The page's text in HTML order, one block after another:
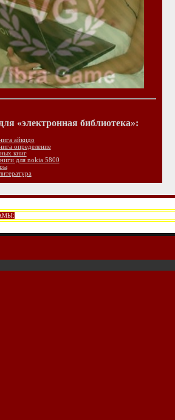
«электронная библиотека»:
айкидо
определение
книг
для nokia 5800